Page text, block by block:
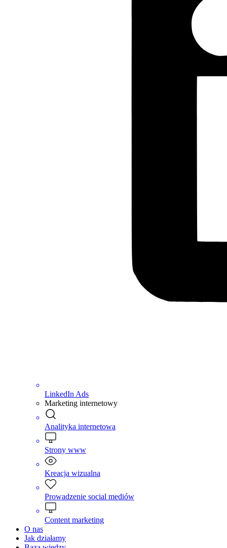
LinkedIn Ads
Marketing internetowy
Analityka internetowa
Strony www
Kreacja wizualna
Prowadzenie social mediów
Content marketing
O nas
Jak działamy